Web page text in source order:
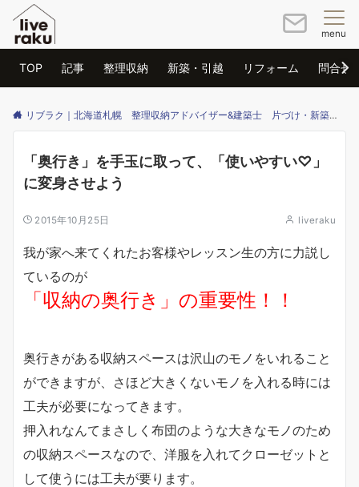
menu
TOP 記事 整理収納 新築・引越 リフォーム 問合せ
リブラク｜北海道札幌 整理収納アドバイザー&建築士 片づけ・新築・リフォームのご相談はリブラクまで
「奥行き」を手玉に取って、「使いやすい♡」
に変身させよう
2015年10月25日 liveraku
我が家へ来てくれたお客様やレッスン生の方に力説し
ているのが
「収納の奥行き」の重要性！！
奥行きがある収納スペースは沢山のモノをいれること
ができますが、さほど大きくないモノを入れる時には
工夫が必要になってきます。
押入れなんてまさしく布団のような大きなモノのため
の収納スペースなので、洋服を入れてクローゼットと
して使うには工夫が要ります。